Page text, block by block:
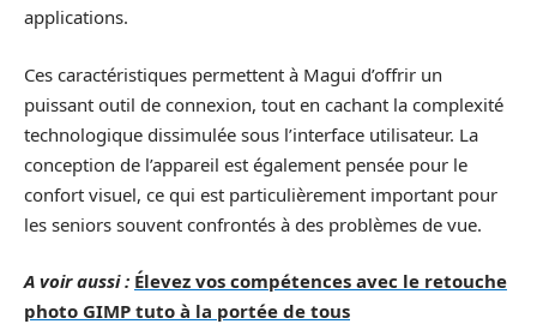
applications.
Ces caractéristiques permettent à Magui d’offrir un
puissant outil de connexion, tout en cachant la complexité
technologique dissimulée sous l’interface utilisateur. La
conception de l’appareil est également pensée pour le
confort visuel, ce qui est particulièrement important pour
les seniors souvent confrontés à des problèmes de vue.
A voir aussi : Élevez vos compétences avec le retouche
photo GIMP tuto à la portée de tous